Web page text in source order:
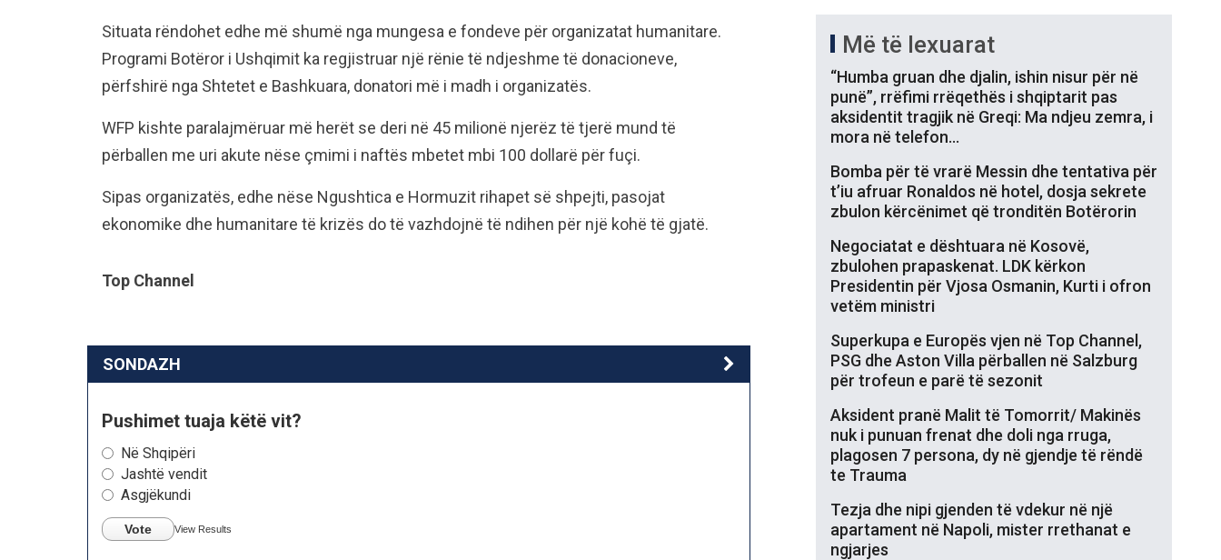
Situata rëndohet edhe më shumë nga mungesa e fondeve për organizatat humanitare.
Programi Botëror i Ushqimit ka regjistruar një rënie të ndjeshme të donacioneve,
përfshirë nga Shtetet e Bashkuara, donatori më i madh i organizatës.
WFP kishte paralajmëruar më herët se deri në 45 milionë njerëz të tjerë mund të
përballen me uri akute nëse çmimi i naftës mbetet mbi 100 dollarë për fuçi.
Sipas organizatës, edhe nëse Ngushtica e Hormuzit rihapet së shpejti, pasojat
ekonomike dhe humanitare të krizës do të vazhdojnë të ndihen për një kohë të gjatë.
Top Channel
SONDAZH
Pushimet tuaja këtë vit?
Në Shqipëri
Jashtë vendit
Asgjëkundi
Vote View Results
Më të lexuarat
“Humba gruan dhe djalin, ishin nisur për në
punë”, rrëfimi rrëqethës i shqiptarit pas
aksidentit tragjik në Greqi: Ma ndjeu zemra, i
mora në telefon…
Bomba për të vrarë Messin dhe tentativa për
t’iu afruar Ronaldos në hotel, dosja sekrete
zbulon kërcënimet që tronditën Botërorin
Negociatat e dështuara në Kosovë,
zbulohen prapaskenat. LDK kërkon
Presidentin për Vjosa Osmanin, Kurti i ofron
vetëm ministri
Superkupa e Europës vjen në Top Channel,
PSG dhe Aston Villa përballen në Salzburg
për trofeun e parë të sezonit
Aksident pranë Malit të Tomorrit/ Makinës
nuk i punuan frenat dhe doli nga rruga,
plagosen 7 persona, dy në gjendje të rëndë
te Trauma
Tezja dhe nipi gjenden të vdekur në një
apartament në Napoli, mister rrethanat e
ngjarjes